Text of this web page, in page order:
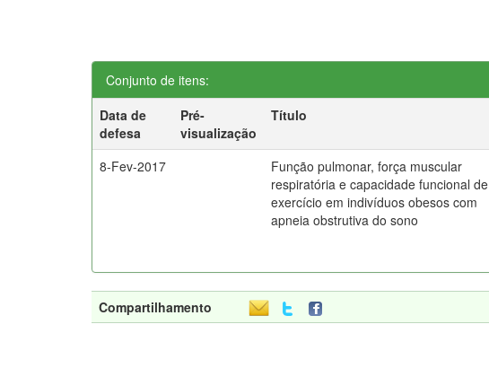
Conjunto de itens:
Data de
defesa
Pré-
visualização
Título
8-Fev-2017
Função pulmonar, força muscular
respiratória e capacidade funcional de
exercício em indivíduos obesos com
apneia obstrutiva do sono
Compartilhamento